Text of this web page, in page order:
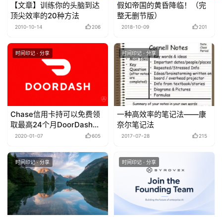
【文章】训练你的头脑到达
顶尖效率的20种方法
2010-10-14 206
假如帝国的黄昏降临！（完
整无删节版）
2018-10-09 201
时间印记 · 分享
Chase信用卡持可以免费领
取最高24个月DoorDash会
员啦！
2020-01-07 605
时间印记 · 分享
一种高效率的笔记法——康
奈尔笔记法
2017-07-28 215
时间印记 · 分享 时间印记 · 分享